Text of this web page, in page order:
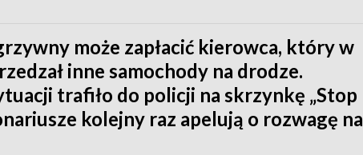
może zapłacić kierowca, który w
inne samochody na drodze.
trafiło do policji na skrzynkę „Stop
kolejny raz apelują o rozwagę na